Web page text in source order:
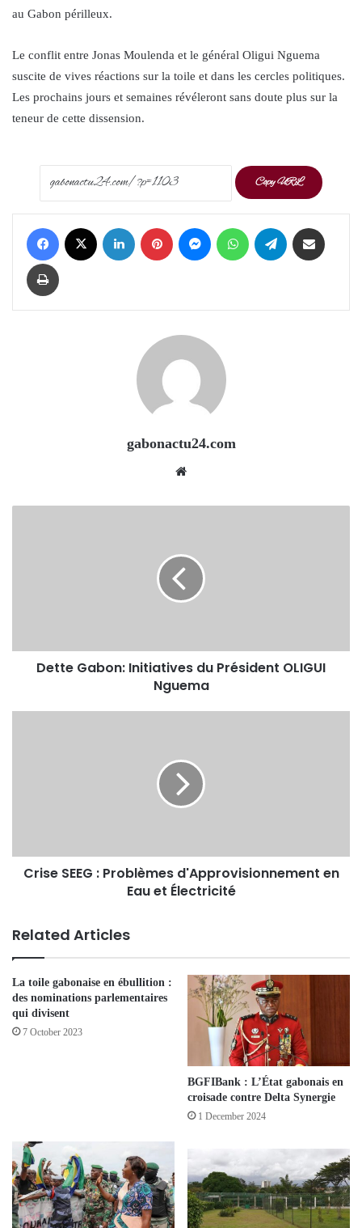
au Gabon périlleux.
Le conflit entre Jonas Moulenda et le général Oligui Nguema
suscite de vives réactions sur la toile et dans les cercles politiques.
Les prochains jours et semaines révéleront sans doute plus sur la
teneur de cette dissension.
Copy URL
Facebook LinkedIn Pinterest Messenger WhatsApp Telegram
Print
gabonactu24.com
Dette Gabon: Initiatives du Président OLIGUI
Nguema
Crise SEEG : Problèmes d'Approvisionnement en
Eau et Électricité
Related Articles
La toile gabonaise en ébullition :
des nominations parlementaires
qui divisent
7 October 2023
BGFIBank : L’État gabonais en
croisade contre Delta Synergie
1 December 2024